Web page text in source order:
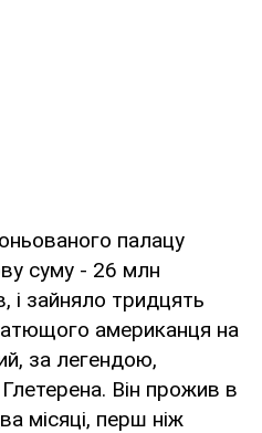
палацу
суму - 26 млн
і зайняло тридцять
американця на
за легендою,
Він прожив в
місяці, перш ніж